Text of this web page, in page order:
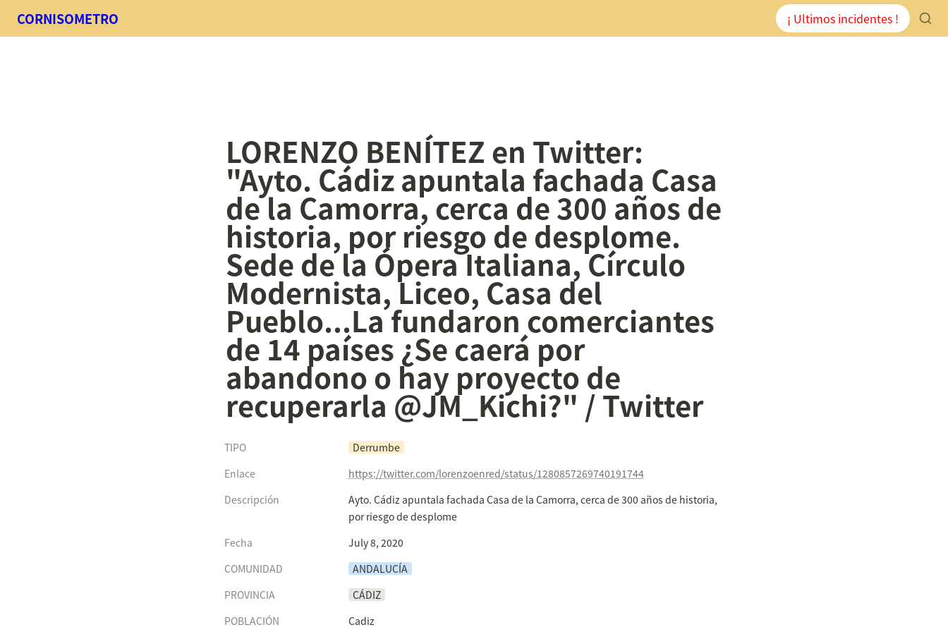
CORNISOMETRO ¡ Ultimos incidentes !
LORENZO BENÍTEZ en Twitter:
"Ayto. Cádiz apuntala fachada Casa
de la Camorra, cerca de 300 años de
historia, por riesgo de desplome.
Sede de la Ópera Italiana, Círculo
Modernista, Liceo, Casa del
Pueblo...La fundaron comerciantes
de 14 países ¿Se caerá por
abandono o hay proyecto de
recuperarla @JM_Kichi?" / Twitter
TIPO
Derrumbe
Enlace
https://twitter.com/lorenzoenred/status/1280857269740191744
Descripción
Ayto. Cádiz apuntala fachada Casa de la Camorra, cerca de 300 años de historia,
por riesgo de desplome
Fecha
July 8, 2020
COMUNIDAD
ANDALUCÍA
PROVINCIA
CÁDIZ
POBLACIÓN
Cadiz